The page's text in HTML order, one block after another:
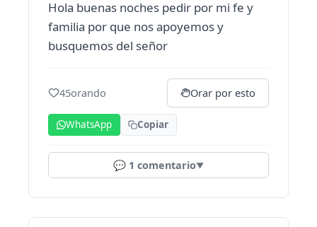
Hola buenas noches pedir por mi fe y
familia por que nos apoyemos y
busquemos del señor
45orando Orar por esto
WhatsApp Copiar
💬 1 comentario▼